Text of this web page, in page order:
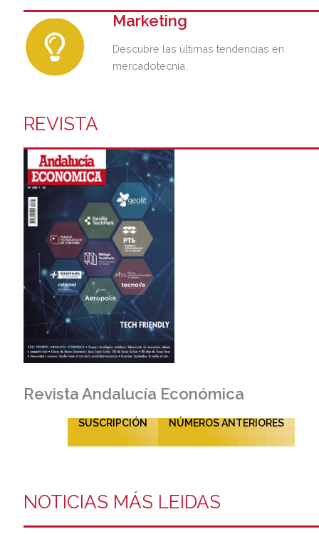
Marketing
Descubre las últimas tendencias en
mercadotecnia.
REVISTA
Revista Andalucía Económica
SUSCRIPCIÓN NÚMEROS ANTERIORES
NOTICIAS MÁS LEIDAS